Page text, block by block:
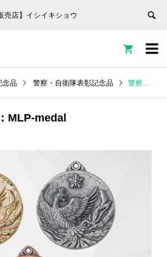
売店】イシイキショウ


念品 警察・自衛隊表彰記念品 警察マークメダル：MLP-medal
MLP-medal